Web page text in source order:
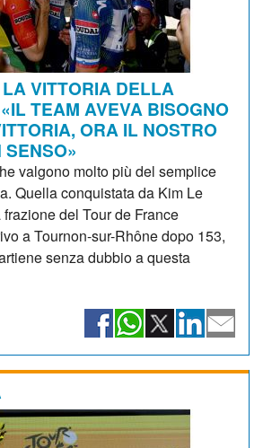
VITTORIA DELLA
TEAM AVEVA BISOGNO
ORA IL NOSTRO
valgono molto più del semplice
Quella conquistata da Kim Le
del Tour de France
a Tournon-sur-Rhône dopo 153,
senza dubbio a questa